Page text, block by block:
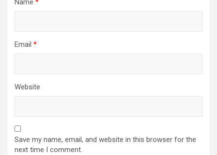
Name *
Email *
Website
Save my name, email, and website in this browser for the
next time I comment.